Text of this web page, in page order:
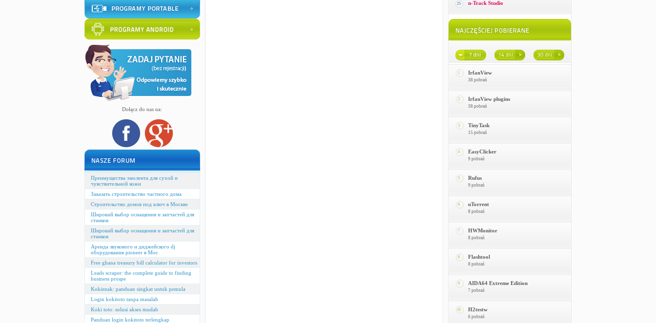
Dołącz do nas na:
Преимущества эмолента для сухой и
чувствительной кожи
Заказать строительство частного дома
Строительство домов под ключ в Москве
Широкий выбор оснащения и запчастей для
станков
Широкий выбор оснащения и запчастей для
станков
Аренда звукового и диджейского dj
оборудования pioneer в Мос
Free ghana treasury bill calculator for investors
Leads scraper: the complete guide to finding
business prospe
Kokienak: panduan singkat untuk pemula
Login kokitoto tanpa masalah
Koki toto: solusi akses mudah
Panduan login kokitoto terlengkap
25 n-Track Studio
1 IrfanView
38 pobrań
2 IrfanView plugins
38 pobrań
3 TinyTask
15 pobrań
4 EasyClicker
9 pobrań
5 Rufus
9 pobrań
6 uTorrent
8 pobrań
7 HWMonitor
8 pobrań
8 Flashtool
8 pobrań
9 AIDA64 Extreme Edition
7 pobrań
10 H2testw
6 pobrań